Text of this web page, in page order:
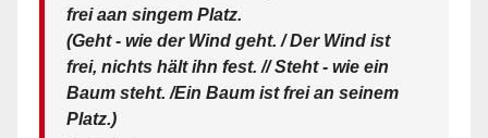
frei aan singem Platz.
(Geht - wie der Wind geht. / Der Wind ist
frei, nichts hält ihn fest. // Steht - wie ein
Baum steht. /Ein Baum ist frei an seinem
Platz.)